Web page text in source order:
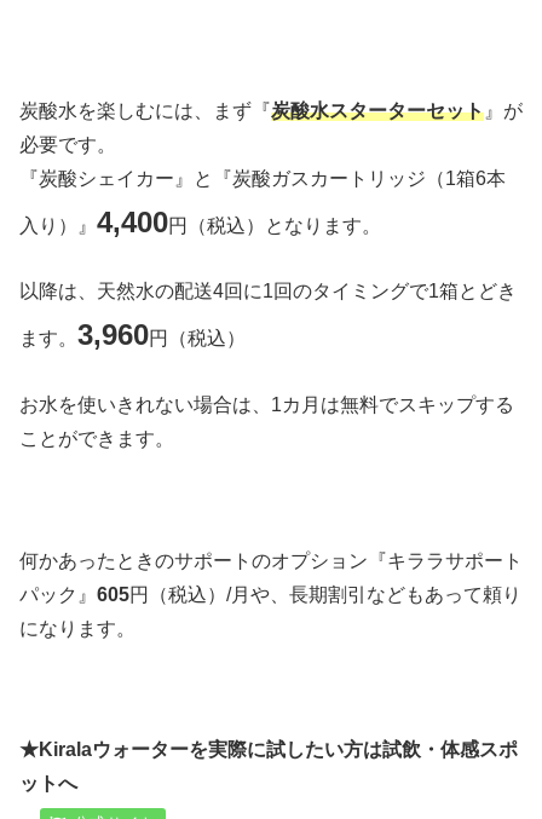
炭酸水を楽しむには、まず『炭酸水スターターセット 』が
必要です。
『炭酸シェイカー』と『炭酸ガスカートリッジ（1箱6本
入り）』 4,400円（税込）となります。
以降は、天然水の配送4回に1回のタイミングで1箱とどき
ます。 3,960円（税込）
お水を使いきれない場合は、1カ月は無料でスキップする
ことができます。
何かあったときのサポートのオプション『キララサポート
パック』 605円（税込）/月や、長期割引などもあって頼り
になります。
★Kiralaウォーターを実際に試したい方は試飲・体感スポ
ットへ